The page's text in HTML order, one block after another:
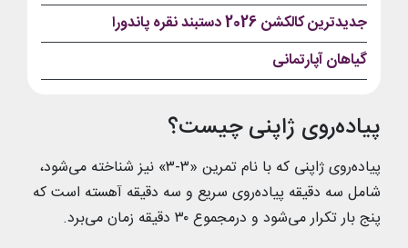
جدیدترین کالکشن 2026 دستبند نقره پاندورا
گیاهان آپارتمانی
پیاده‌روی ژاپنی چیست؟
پیاده‌روی ژاپنی که با نام تمرین «۳-۳» نیز شناخته می‌شود،
شامل سه دقیقه پیاده‌روی سریع و سه دقیقه آهسته است که
پنج بار تکرار می‌شود و درمجموع ۳۰ دقیقه زمان می‌برد.